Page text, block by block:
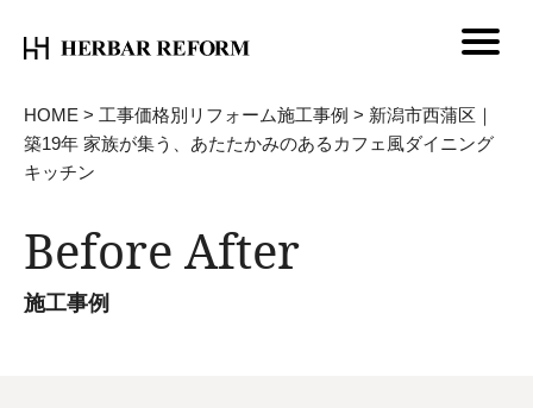
HOME > 工事価格別リフォーム施工事例 > 新潟市西蒲区｜
築19年 家族が集う、あたたかみのあるカフェ風ダイニング
キッチン
Before After
施工事例